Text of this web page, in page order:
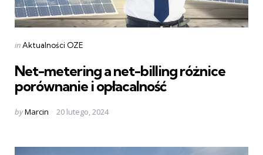
Categories
Posted
inAktualności OZE
Net-metering a net-billing różnice
porównanie i opłacalność
Posted
byMarcin 20 lutego, 2024